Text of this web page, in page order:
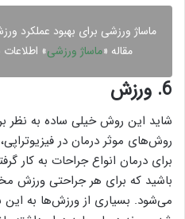
ماساژ ورزشی برای بهبود عملکرد
مقاله «ماساژ ورزشی»
6. ورزش
شاید این روش خیلی ساده به نظر
روش‌های موثر درمان در
برای درمان انواع جراحات به کار
باشید که برای هر جراحتی
می‌شود. بسیاری از ورزش‌ها به